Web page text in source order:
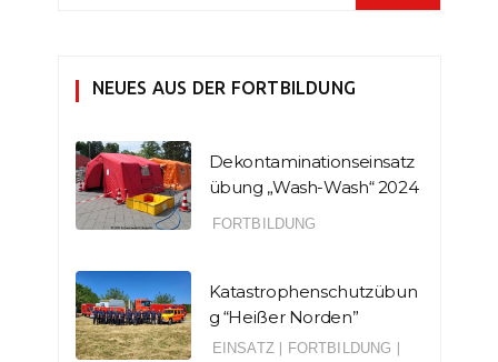
NEUES AUS DER FORTBILDUNG
Dekontaminationseinsatz
übung „Wash-Wash“ 2024
FORTBILDUNG
Katastrophenschutzübun
g “Heißer Norden”
EINSATZ FORTBILDUNG